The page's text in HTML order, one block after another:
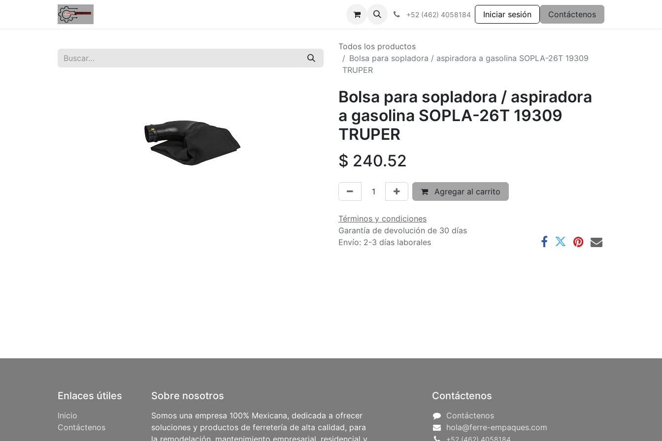
+52 (462) 4058184 Iniciar sesión Contáctenos
Todos los productos
Bolsa para sopladora / aspiradora a gasolina SOPLA-26T 19309
TRUPER
Bolsa para sopladora / aspiradora
a gasolina SOPLA-26T 19309
TRUPER
$ 240.52
Agregar al carrito
Términos y condiciones
Garantía de devolución de 30 días
Envío: 2-3 días laborales
Enlaces útiles
Inicio
Contáctenos
Sobre nosotros
Somos una empresa 100% Mexicana, dedicada a ofrecer
soluciones y productos de ferretería de alta calidad, para
la remodelación, mantenimiento empresarial, residencial y
Contáctenos
Contáctenos
hola@ferre-empaques.com
+52 (462) 4058184